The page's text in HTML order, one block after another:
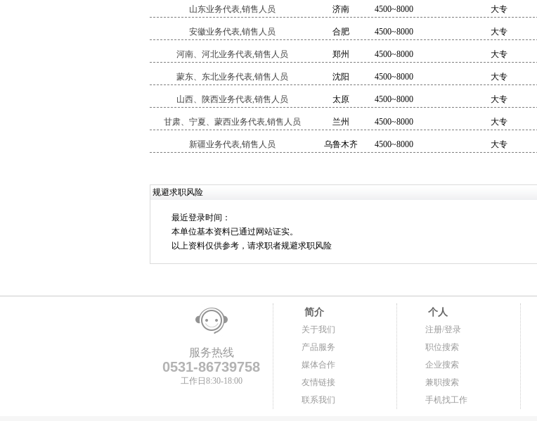
山东业务代表,销售人员 济南 4500~8000 大专
安徽业务代表,销售人员 合肥 4500~8000 大专
河南、河北业务代表,销售人员 郑州 4500~8000 大专
蒙东、东北业务代表,销售人员 沈阳 4500~8000 大专
山西、陕西业务代表,销售人员 太原 4500~8000 大专
甘肃、宁夏、蒙西业务代表,销售人员 兰州 4500~8000 大专
新疆业务代表,销售人员 乌鲁木齐 4500~8000 大专
规避求职风险
最近登录时间：
本单位基本资料已通过网站证实。
以上资料仅供参考，请求职者规避求职风险
服务热线
0531-86739758
工作日8:30-18:00
简介
关于我们
产品服务
媒体合作
友情链接
联系我们
个人
注册/登录
职位搜索
企业搜索
兼职搜索
手机找工作